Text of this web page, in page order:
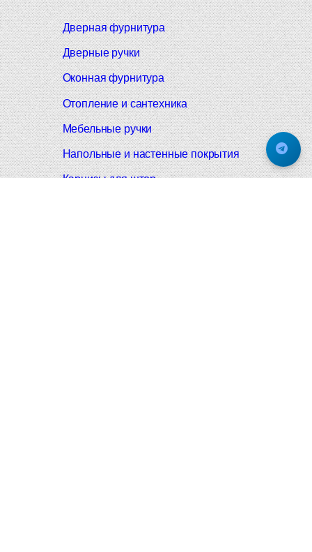
Дверная фурнитура
Дверные ручки
Оконная фурнитура
Отопление и сантехника
Мебельные ручки
Напольные и настенные покрытия
Карнизы для штор